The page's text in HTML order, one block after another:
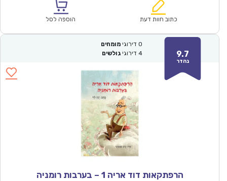
₪61.00.
הוא:
כתוב חוות דעת הוספה לסל
9.7
נהדר
0 דירוגי מומחים
4 דירוגי גולשים
הרפתקאות דוד אריה 1 – בערבות רומניה